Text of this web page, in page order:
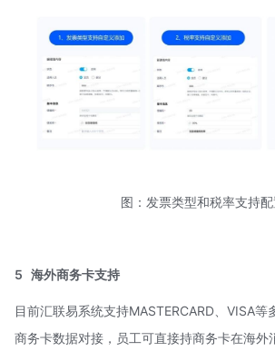
图：发票类型和税率支持配
5 海外商务卡支持
目前汇联易系统支持MASTERCARD、VISA等
商务卡数据对接，员工可直接持商务卡在海外